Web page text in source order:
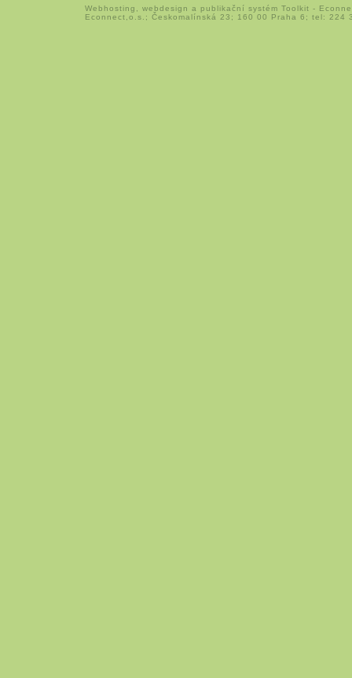
Webhosting webdesign a publikační systém Toolkit -
Econnect,o.s.; Českomalínská 23; 160 00 Praha 6; tel: 224